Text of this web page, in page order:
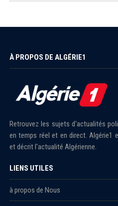
À PROPOS DE ALGÉRIE1
Retrouvez les sujets d'actualités
en temps réel et en direct. Algérie1
et décrit l'actualité Algérienne.
LIENS UTILES
à propos de Nous